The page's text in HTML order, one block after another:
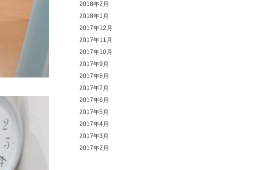
2018年2月
2018年1月
2017年12月
2017年11月
2017年10月
2017年9月
2017年8月
2017年7月
2017年6月
2017年5月
2017年4月
2017年3月
2017年2月